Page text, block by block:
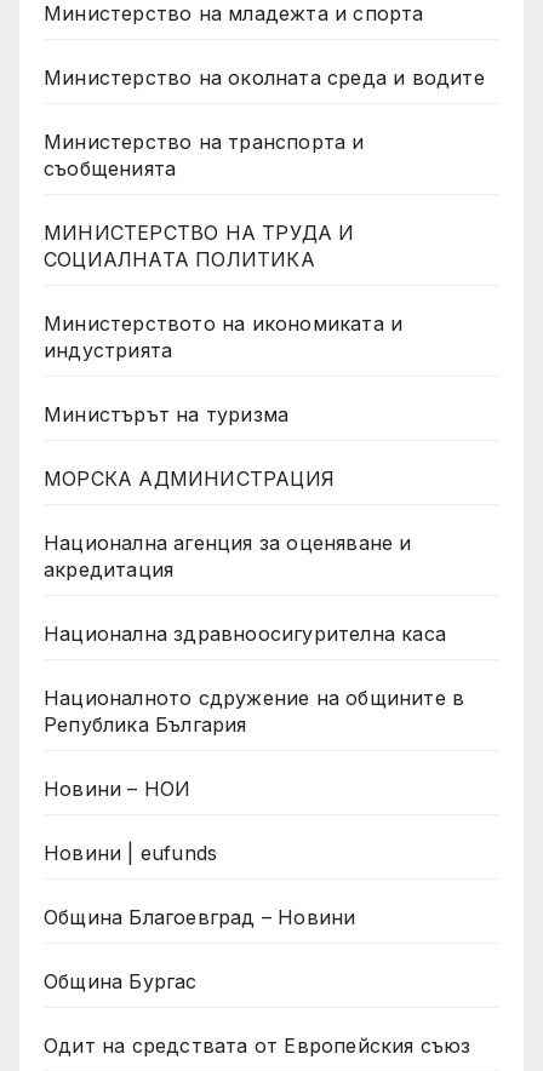
Министерство на младежта и спорта
Министерство на околната среда и водите
Министерство на транспорта и
съобщенията
МИНИСТЕРСТВО НА ТРУДА И
СОЦИАЛНАТА ПОЛИТИКА
Министерството на икономиката и
индустрията
Министърът на туризма
МОРСКА АДМИНИСТРАЦИЯ
Национална агенция за оценяване и
акредитация
Национална здравноосигурителна каса
Националното сдружение на общините в
Република България
Новини – НОИ
Новини | eufunds
Община Благоевград – Новини
Община Бургас
Одит на средствата от Европейския съюз